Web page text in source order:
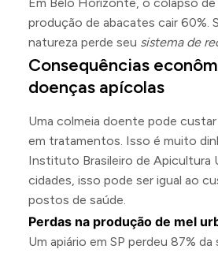
produção de abacates cair 60%.
natureza perde seu sistema de
Consequências
doenças apícolas
Uma colmeia doente pode
em tratamentos. Isso é muito
Instituto Brasileiro de Apicultura
cidades, isso pode ser igual ao
postos de saúde.
Perdas na produção de mel
Um apiário em SP perdeu 87%